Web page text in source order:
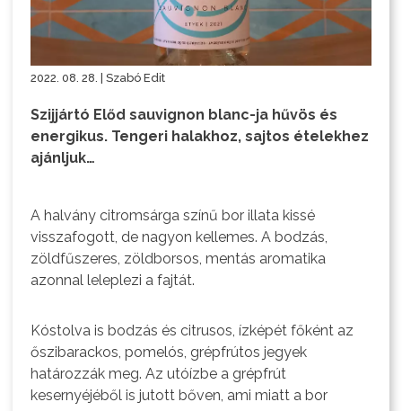
2022. 08. 28. | Szabó Edit
Szijjártó Előd sauvignon blanc-ja hűvös és
energikus. Tengeri halakhoz, sajtos ételekhez
ajánljuk…
A halvány citromsárga színű bor illata kissé
visszafogott, de nagyon kellemes. A bodzás,
zöldfűszeres, zöldborsos, mentás aromatika
azonnal leleplezi a fajtát.
Kóstolva is bodzás és citrusos, ízképét főként az
őszibarackos, pomelós, grépfrútos jegyek
határozzák meg. Az utóízbe a grépfrút
kesernyéjéből is jutott bőven, ami miatt a bor